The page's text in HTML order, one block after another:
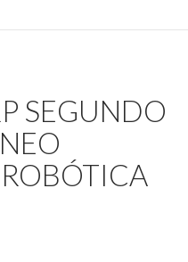
SEGUNDO